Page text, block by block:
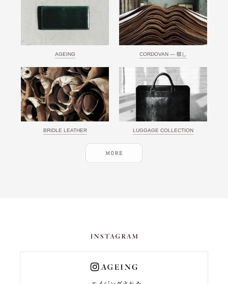
AGEING CORDOVAN ― 鞣し
BRIDLE LEATHER LUGGAGE COLLECTION